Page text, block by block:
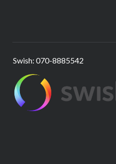
Swish: 070-8885542